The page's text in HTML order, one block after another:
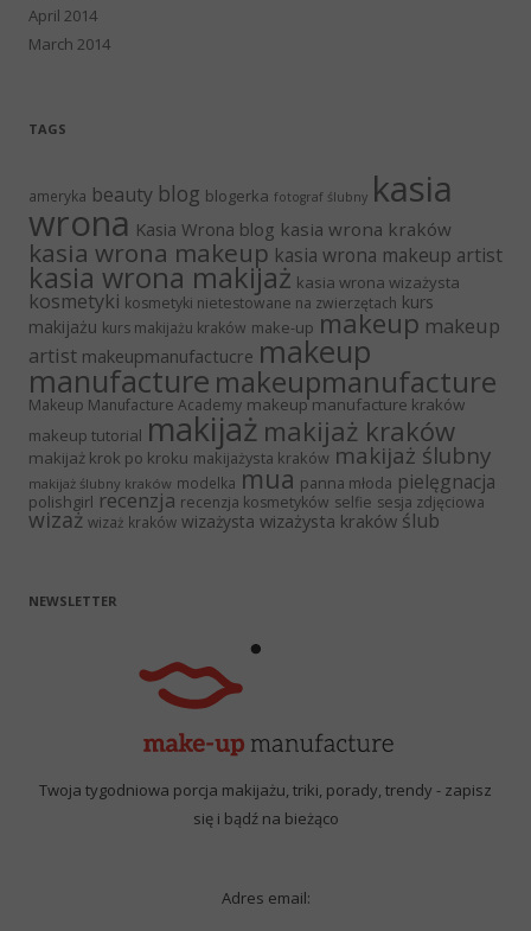
April 2014
March 2014
TAGS
ameryka beauty blog blogerka fotograf ślubny kasia
wrona Kasia Wrona blog kasia wrona kraków
kasia wrona makeup kasia wrona makeup artist
kasia wrona makijaż kasia wrona wizażysta
kosmetyki kosmetyki nietestowane na zwierzętach kurs
makijażu kurs makijażu kraków make-up makeup makeup
artist makeupmanufactucre makeup
manufacture makeupmanufacture
Makeup Manufacture Academy makeup manufacture kraków
makeup tutorial makijaż makijaż kraków
makijaż krok po kroku makijażysta kraków makijaż ślubny
makijaż ślubny kraków modelka mua panna młoda pielęgnacja
polishgirl recenzja recenzja kosmetyków selfie sesja zdjęciowa
wizaż wizaż kraków wizażysta wizażysta kraków ślub
NEWSLETTER
Twoja tygodniowa porcja makijażu, triki, porady, trendy - zapisz
się i bądź na bieżąco
Adres email: